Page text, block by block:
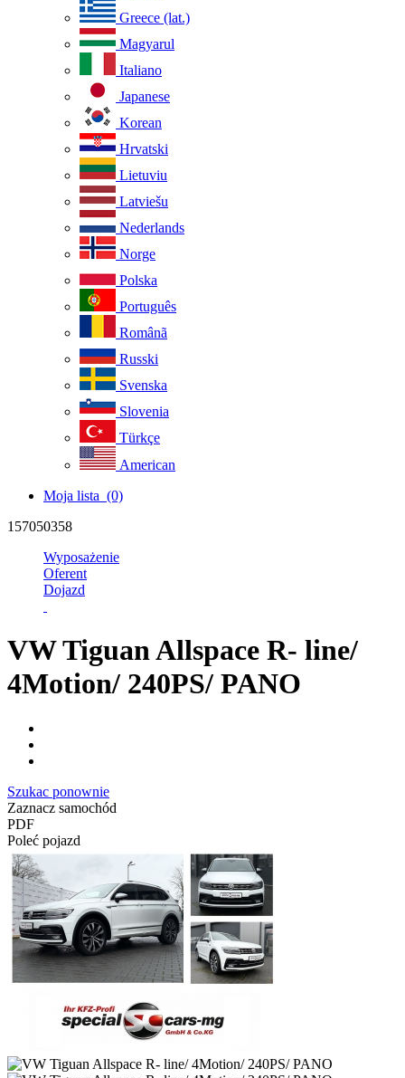
Greece (lat.)
Magyarul
Italiano
Japanese
Korean
Hrvatski
Lietuviu
Latviešu
Nederlands
Norge
Polska
Português
Românã
Russki
Svenska
Slovenia
Türkçe
American
Moja lista (0)
157050358
Wyposażenie
Oferent
Dojazd
VW Tiguan Allspace R- line/
4Motion/ 240PS/ PANO
Szukac ponownie
Zaznacz samochód
PDF
Poleć pojazd